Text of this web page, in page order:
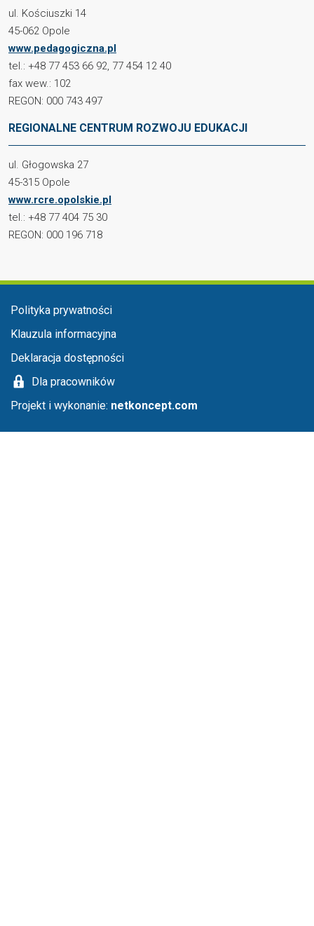
ul. Kościuszki 14
45-062 Opole
www.pedagogiczna.pl
tel.: +48 77 453 66 92, 77 454 12 40
fax wew.: 102
REGON: 000 743 497
REGIONALNE CENTRUM ROZWOJU EDUKACJI
ul. Głogowska 27
45-315 Opole
www.rcre.opolskie.pl
tel.: +48 77 404 75 30
REGON: 000 196 718
Menu stopka
Polityka prywatności
Klauzula informacyjna
Deklaracja dostępności
Dla pracowników
Projekt i wykonanie: netkoncept.com